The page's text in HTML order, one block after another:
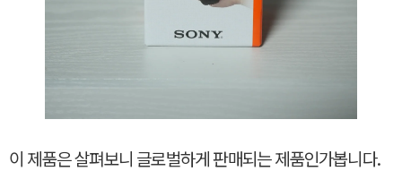
이 제품은 살펴보니 글로벌하게 판매되는 제품인가봅니다.